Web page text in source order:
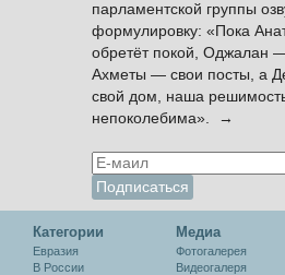
парламентской группы
формулировку: «Пока
обретёт покой, Оджалан
Ахметы — свои посты, а
свой дом, наша
непоколебима». →
Категории
Евразия
В России
Медиа
Фотогалерея
Видеогалеря